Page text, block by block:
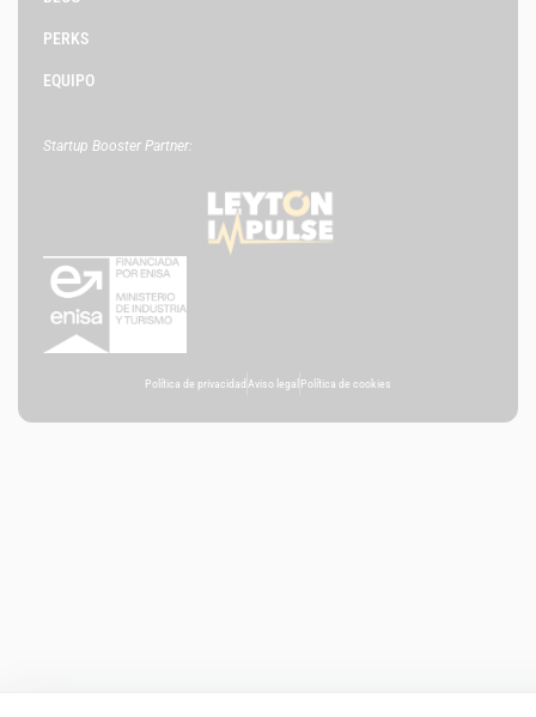
PERKS
EQUIPO
Startup Booster Partner:
Política de privacidad Aviso legal Política de cookies